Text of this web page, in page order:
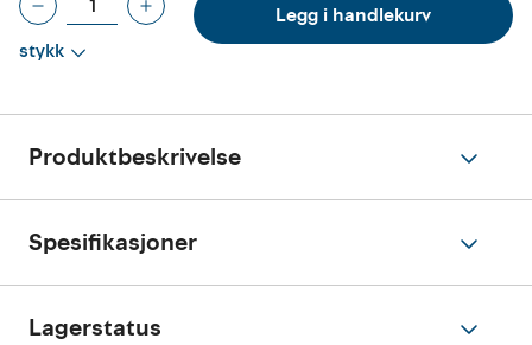
stykk
Legg i handlekurv
Produktbeskrivelse
Spesifikasjoner
Lagerstatus